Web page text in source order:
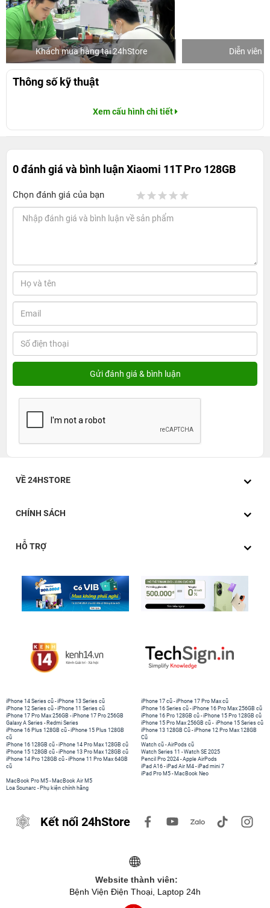
Khách mua hàng tại 24hStore Diễn viên
Thông số kỹ thuật
Xem cấu hình chi tiết
0 đánh giá và bình luậnXiaomi 11T Pro 128GB
Chọn đánh giá của bạn
VỀ 24HSTORE
CHÍNH SÁCH
HỖ TRỢ
iPhone 14 Series cũ -iPhone 13 Series cũ
iPhone 12 Series cũ -iPhone 11 Series cũ
iPhone 17 Pro Max 256GB -iPhone 17 Pro 256GB
Galaxy A Series - Redmi Series
iPhone 17 cũ -iPhone 17 Pro Max cũ
iPhone 16 Series cũ - iPhone 16 Pro Max 256GB cũ
iPhone 16 Pro 128GB cũ -iPhone 15 Pro 128GB cũ
iPhone 15 Pro Max 256GB cũ - iPhone 15 Series cũ
iPhone 16 Plus 128GB cũ -iPhone 15 Plus 128GB
cũ
iPhone 16 128GB cũ -iPhone 14 Pro Max 128GB cũ
iPhone 15 128GB cũ -iPhone 13 Pro Max 128GB cũ
iPhone 14 Pro 128GB cũ -iPhone 11 Pro Max 64GB
cũ
iPhone 13 128GB Cũ -iPhone 12 Pro Max 128GB
Cũ
Watch cũ -AirPods cũ
Watch Series 11 -Watch SE 2025
Pencil Pro 2024 -Apple AirPods
iPad A16 -iPad Air M4 -iPad mini 7
iPad Pro M5 - MacBook Neo
MacBook Pro M5 - MacBook Air M5
Loa Sounarc - Phụ kiện chính hãng
Kết nối 24hStore
Website thành viên:
Bệnh Viện Điện Thoại, Laptop 24h